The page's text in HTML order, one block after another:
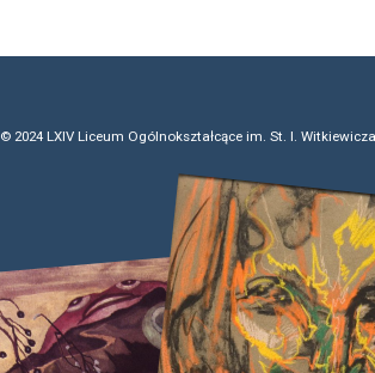
© 2024 LXIV Liceum Ogólnokształcące im. St. I.